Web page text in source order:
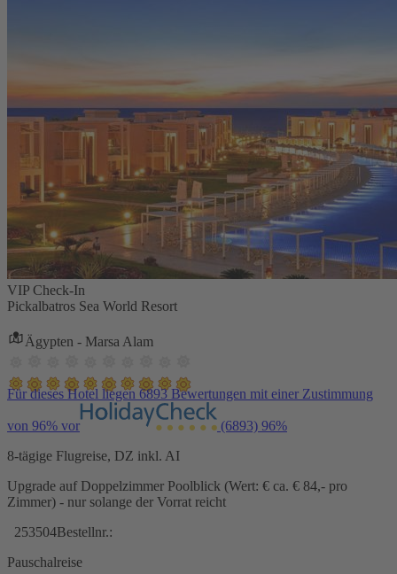
VIP Check-In
Pickalbatros Sea World Resort
Ägypten - Marsa Alam
Für dieses Hotel liegen 6893 Bewertungen mit einer Zustimmung
von 96% vor (6893) 96%
8-tägige Flugreise, DZ inkl. AI
Upgrade auf Doppelzimmer Poolblick (Wert: € ca. € 84,- pro
Zimmer) - nur solange der Vorrat reicht
253504Bestellnr.:
Pauschalreise